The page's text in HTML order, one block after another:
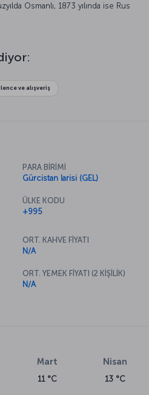
Osmanlı, 1873 yılında ise Rus
Birliği’ne dâhil oldu.
kilit konumda bulunuyor.
çekmeyeceğiniz bir şehir. Çünkü
Sizi, mimari harikası yeni
ve alışveriş
PARA BİRİMİ
Gürcistan larisi (GEL)
ÜLKE KODU
+995
ORT. KAHVE FİYATI
N/A
ORT. YEMEK FİYATI (2 KİŞİLİK)
N/A
Mart
11 °C
Nisan
13 °C